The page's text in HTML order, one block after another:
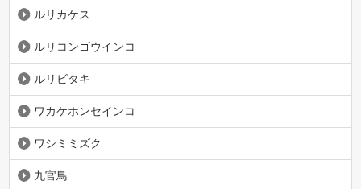
ルリカケス
ルリコンゴウインコ
ルリビタキ
ワカケホンセインコ
ワシミミズク
九官鳥